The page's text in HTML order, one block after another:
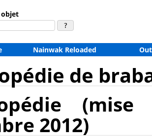
objet
Nainwak Reloaded
de
2012)